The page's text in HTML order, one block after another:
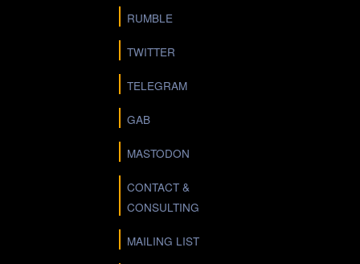
RUMBLE
TWITTER
TELEGRAM
GAB
MASTODON
CONTACT &
CONSULTING
MAILING LIST